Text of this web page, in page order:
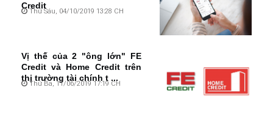
Credit
Thứ Sáu, 04/10/2019 13:28 CH
Vị thế của 2 "ông lớn" FE
Credit và Home Credit trên
thị trường tài chính t ...
Thứ Ba, 11/06/2019 17:19 CH